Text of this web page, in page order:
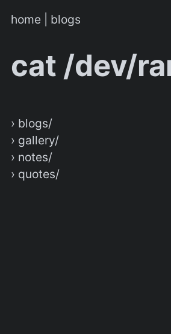
home blogs
cat /dev/
› blogs/
› gallery/
› notes/
› quotes/